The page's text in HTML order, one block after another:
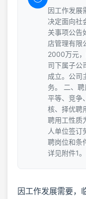
因工作发展
决定面向社
关事项公告
店管理有限
2000万元
司下属子公
成立。公司
务。 二、聘
平等、竞争
核、择优聘
聘用工性质
人单位签订
聘岗位和条
详见附件1
因工作发展需要，